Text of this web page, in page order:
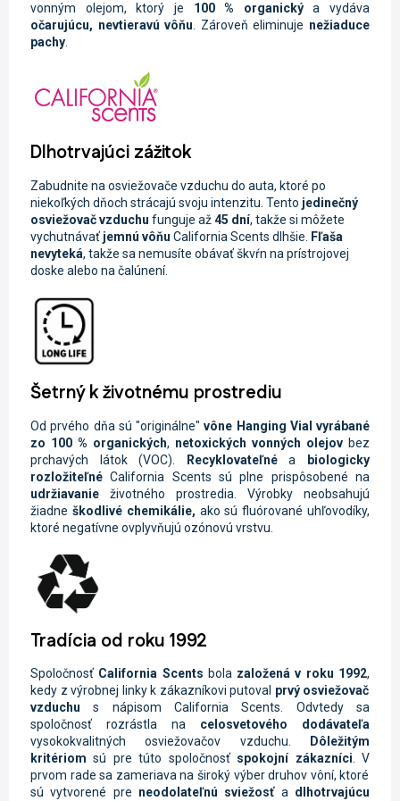
vonným olejom, ktorý je 100 % organickýa vydáva
očarujúcu, nevtieravú vôňu. Zároveň eliminuje nežiaduce
pachy.
Dlhotrvajúci zážitok
Zabudnite na osviežovače vzduchu do auta, ktoré po
niekoľkých dňoch strácajú svoju intenzitu. Tento jedinečný
osviežovač vzduchu funguje až45 dní, takže si môžete
vychutnávať jemnú vôňu California Scents dlhšie.
Fľaša
nevyteká, takže sa nemusíte obávať škvŕn na prístrojovej
doske alebo na čalúnení.
Šetrný k životnému prostrediu
Od prvého dňa sú "originálne" vône Hanging Vial vyrábané
zo 100 % organických, netoxických vonných olejov bez
prchavých látok (VOC).
Recyklovateľnéa biologicky
rozložiteľné California Scents sú plne prispôsobené na
udržiavanie životného prostredia. Výrobky neobsahujú
žiadne škodlivé chemikálie, ako sú fluórované uhľovodíky,
ktoré negatívne ovplyvňujú ozónovú vrstvu.
Tradícia od roku 1992
Spoločnosť California Scents bola založená v roku 1992,
kedy z výrobnej linky k zákazníkoviputoval prvý osviežovač
vzduchu s nápisom California Scents. Odvtedy sa
spoločnosť rozrástla na celosvetového dodávateľa
vysokokvalitných osviežovačov vzduchu.
Dôležitým
kritériom sú pre túto spoločnosť spokojní zákazníci.V
prvom radesa zameriava na široký výber druhov vôní, ktoré
sú vytvorené pre neodolateľnú sviežosťa dlhotrvajúcu